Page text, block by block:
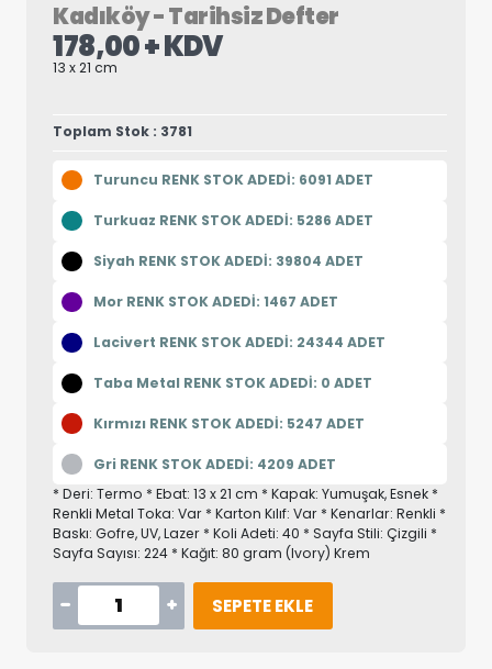
Kadıköy - Tarihsiz Defter
178,00 + KDV
13 x 21 cm
Toplam Stok : 3781
Turuncu RENK STOK ADEDİ: 6091 ADET
Turkuaz RENK STOK ADEDİ: 5286 ADET
Siyah RENK STOK ADEDİ: 39804 ADET
Mor RENK STOK ADEDİ: 1467 ADET
Lacivert RENK STOK ADEDİ: 24344 ADET
Taba Metal RENK STOK ADEDİ: 0 ADET
Kırmızı RENK STOK ADEDİ: 5247 ADET
Gri RENK STOK ADEDİ: 4209 ADET
* Deri: Termo * Ebat: 13 x 21 cm * Kapak: Yumuşak, Esnek *
Renkli Metal Toka: Var * Karton Kılıf: Var * Kenarlar: Renkli *
Baskı: Gofre, UV, Lazer * Koli Adeti: 40 * Sayfa Stili: Çizgili *
Sayfa Sayısı: 224 * Kağıt: 80 gram (Ivory) Krem
SEPETE EKLE